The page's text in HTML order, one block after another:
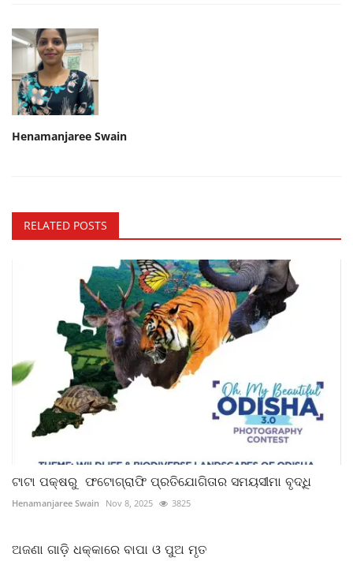
Henamanjaree Swain
RELATED POSTS
ଟାଟା ପକ୍ଷରୁ ଫଟୋଗ୍ରାଫି ପ୍ରତିଯୋଗିତାର ସମୟସୀମା ବୃଦ୍ଧି
Henamanjaree Swain Nov 8, 2025 3825
ଅଜଣା ଗାଡ଼ି ଧକ୍କାରେ ବାପା ଓ ପୁଅ ମୃତ